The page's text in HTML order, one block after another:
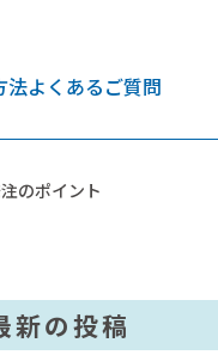
法よくあるご質問
のポイント
新の投稿